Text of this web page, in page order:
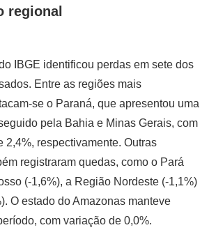
regional
IBGE identificou perdas em sete dos
Entre as regiões mais
se o Paraná, que apresentou uma
pela Bahia e Minas Gerais, com
2,4%, respectivamente. Outras
registraram quedas, como o Pará
(-1,6%), a Região Nordeste (-1,1%)
O estado do Amazonas manteve
com variação de 0,0%.